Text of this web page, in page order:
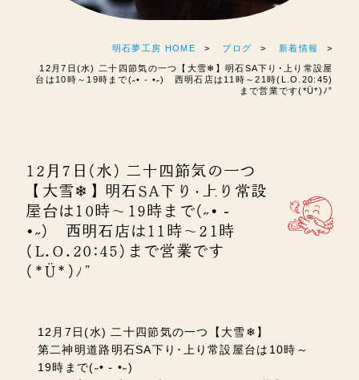
明石夢工房 HOME ブログ 新着情報
12月7日(水) 二十四節気の一つ【大雪❄】明石SA下り･上り常設屋
台は10時～19時まで(˶• ֊ •˶) 西明石店は11時～21時(L.O.20:45)
まで営業です(*Ü*)ﾉ”
12月7日(水) 二十四節気の一つ
【大雪❄】明石SA下り･上り常設
屋台は10時～19時まで(˶• ֊
•˶) 西明石店は11時～21時
(L.O.20:45)まで営業です
(*Ü*)ﾉ”
12月7日(水) 二十四節気の一つ【大雪❄】
第二神明道路明石SA下り･上り常設屋台は10時～
19時まで(˶• ֊ •˶)